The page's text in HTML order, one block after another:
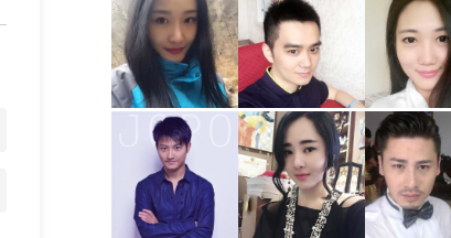
套100+的精装修新房，爱好旅游唱歌读书##3002
52岁
男, 江西抚州, 170cm, 离异, 公务员
步入中年，生活的沉淀让我更好的学会识人，如何
寻找快乐与健康，与自己爱的人领略后半生的幸福
跟TA联系
40岁